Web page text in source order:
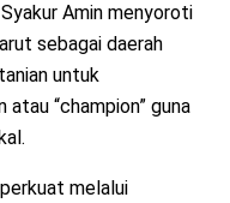
Amin menyoroti
sebagai daerah
untuk
“champion” guna
melalui